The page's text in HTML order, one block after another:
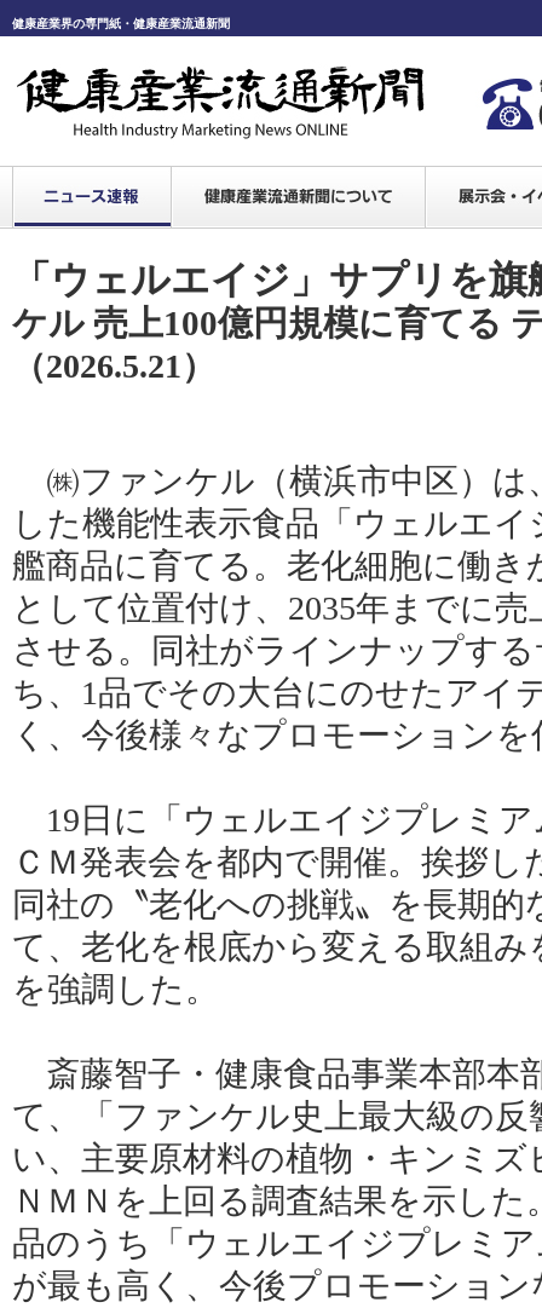
健康産業界の専門紙・健康産業流通新聞
「ウェルエイジ」サプリを旗
ケル 売上100億円規模に育てる
（2026.5.21）
㈱ファンケル（横浜市中区）は
した機能性表示食品「ウェルエ
艦商品に育てる。老化細胞に働
として位置付け、2035年までに売
させる。同社がラインナップす
ち、1品でその大台にのせたアイ
く、今後様々なプロモーション
19日に「ウェルエイジプレミア
ＣＭ発表会を都内で開催。挨拶し
同社の〝老化への挑戦〟を長期的
て、老化を根底から変える取組
を強調した。
斎藤智子・健康食品事業本部本
て、「ファンケル史上最大級の
い、主要原材料の植物・キンミ
ＮＭＮを上回る調査結果を示し
品のうち「ウェルエイジプレミ
が最も高く、今後プロモーショ